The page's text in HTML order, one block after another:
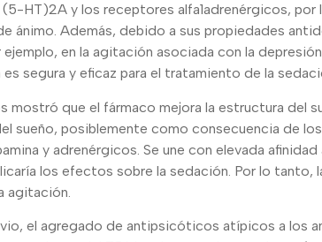
HT)2A y los receptores alfa1adrenérgicos, por
Además, debido a sus propiedades
en la agitación asociada con la
segura y eficaz para el tratamiento de la
mostró que el fármaco mejora la estructura del
sueño, posiblemente como consecuencia de
y adrenérgicos. Se une con elevada
los efectos sobre la sedación. Por lo tanto,
agitación.
el agregado de antipsicóticos atípicos a los